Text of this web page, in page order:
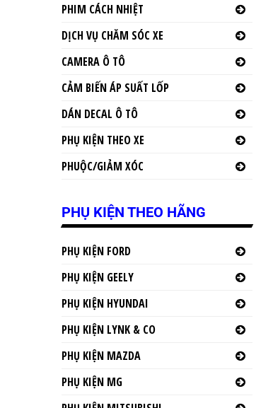
PHIM CÁCH NHIỆT
DỊCH VỤ CHĂM SÓC XE
CAMERA Ô TÔ
CẢM BIẾN ÁP SUẤT LỐP
DÁN DECAL Ô TÔ
PHỤ KIỆN THEO XE
PHUỘC/GIẢM XÓC
PHỤ KIỆN THEO HÃNG
PHỤ KIỆN FORD
PHỤ KIỆN GEELY
PHỤ KIỆN HYUNDAI
PHỤ KIỆN LYNK & CO
PHỤ KIỆN MAZDA
PHỤ KIỆN MG